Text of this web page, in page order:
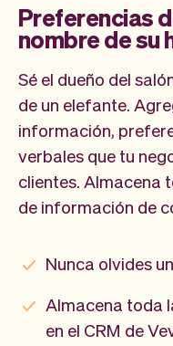
Preferencias
nombre de su
Sé el dueño del
de un elefante.
información,
verbales que tu
clientes. Almacena
de información de
Nunca olvides
Almacena toda
en el CRM de